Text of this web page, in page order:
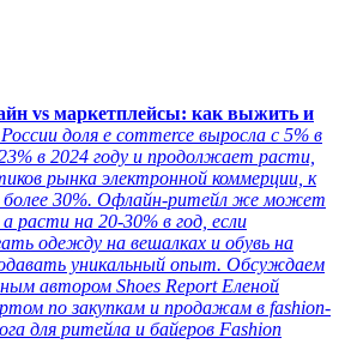
vs маркетплейсы: как выжить и
доля e commerce выросла с 5% в
в 2024 году и продолжает расти,
рынка электронной коммерции, к
более 30%. Офлайн-ритейл же может
на 20-30% в год, если
одежду на вешалках и обувь на
уникальный опыт. Обсуждаем
автором Shoes Report Еленой
по закупкам и продажам в fashion-
для ритейла и байеров Fashion